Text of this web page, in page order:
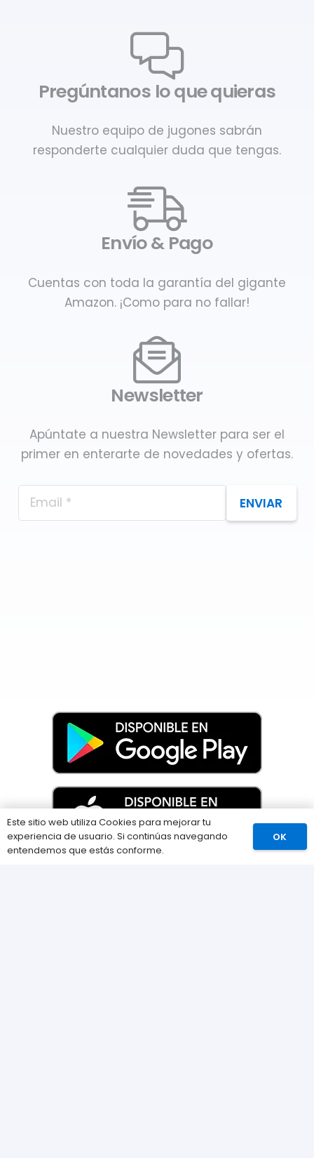
Comprar
Pregúntanos lo que quieras
Nuestro equipo de jugones sabrán
responderte cualquier duda que tengas.
Envío & Pago
Cuentas con toda la garantía del gigante
Amazon. ¡Como para no fallar!
Newsletter
Apúntate a nuestra Newsletter para ser el
primer en enterarte de novedades y ofertas.
ENVIAR
Este sitio web utiliza Cookies para mejorar tu
experiencia de usuario. Si continúas navegando
entendemos que estás conforme.
OK